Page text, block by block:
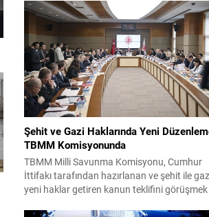
öncesi avantaj sağladı. Karşılaşma sonrası
takım yönetimi mücadeleyi değerlendirdi ve
gelecek planlarına dair bilgi verdi. Futboldan
sorumlu yönetici Cihan Kamer,...
Şehit ve Gazi Haklarında Yeni
TBMM Komisyonunda
TBMM Milli Savunma Komisyonu, Cumhur
İttifakı tarafından hazırlanan ve şehit ile
yeni haklar getiren kanun teklifini görüşmek